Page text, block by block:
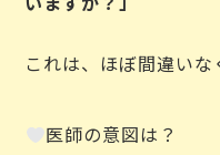
これは、ほぼ間違いな
医師の意図は？